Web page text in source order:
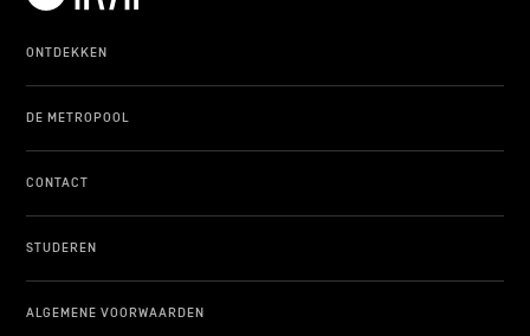
ONTDEKKEN
DE METROPOOL
CONTACT
STUDEREN
ALGEMENE VOORWAARDEN